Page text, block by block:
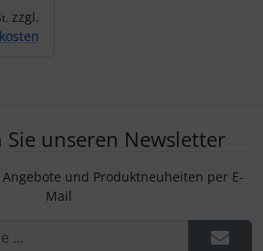
zzgl.
unseren Newsletter
und Produktneuheiten per E-
Mail